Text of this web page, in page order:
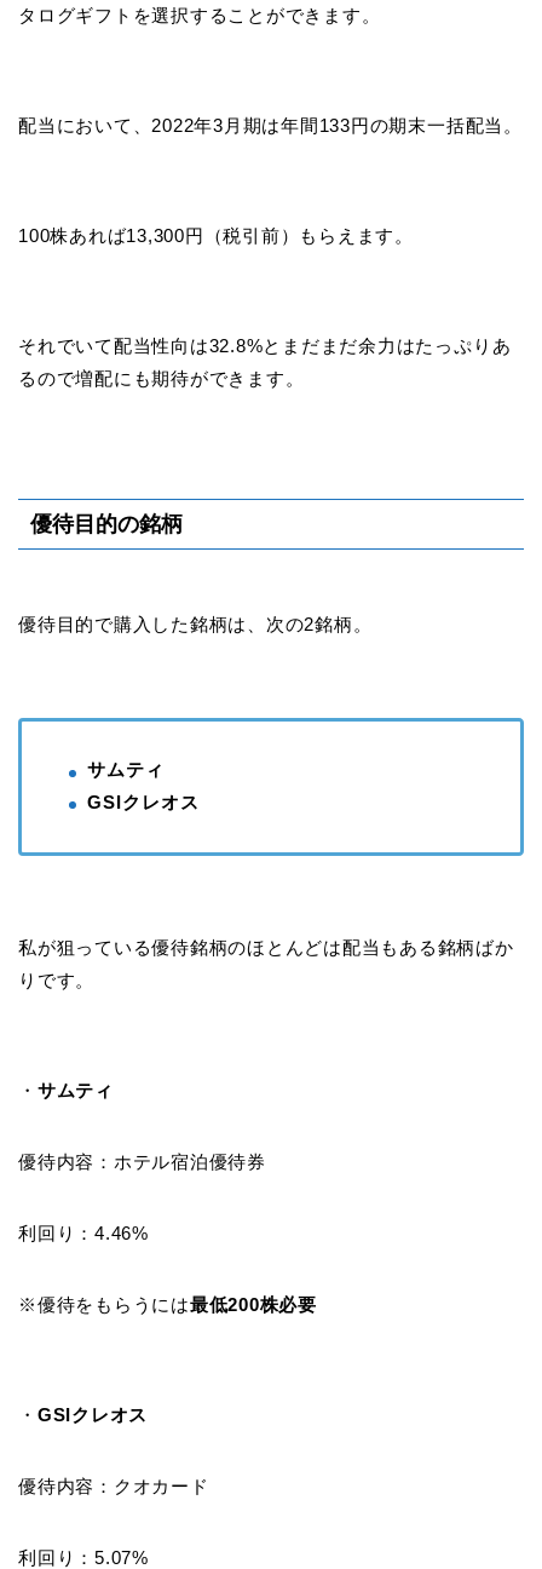
タログギフトを選択することができます。
配当において、2022年3月期は年間133円の期末一括配当。
100株あれば13,300円（税引前）もらえます。
それでいて配当性向は32.8%とまだまだ余力はたっぷりあ
るので増配にも期待ができます。
優待目的の銘柄
優待目的で購入した銘柄は、次の2銘柄。
サムティ
GSIクレオス
私が狙っている優待銘柄のほとんどは配当もある銘柄ばか
りです。
・ サムティ
優待内容：ホテル宿泊優待券
利回り：4.46%
※優待をもらうには最低200株必要
・ GSIクレオス
優待内容：クオカード
利回り：5.07%